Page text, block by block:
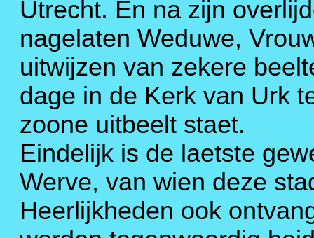
Utrecht. En na zijn
nagelaten Weduwe,
uitwijzen van zekere
dage in de Kerk van Urk
zoone uitbeelt staet.
Eindelijk is de laetste
Werve, van wien deze
Heerlijkheden ook